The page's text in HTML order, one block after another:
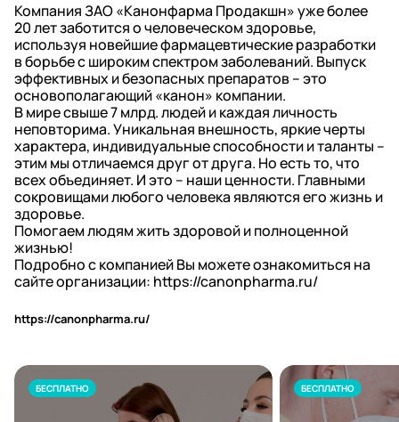
Компания ЗАО «Канонфарма Продакшн» уже более
20 лет заботится о человеческом здоровье,
используя новейшие фармацевтические разработки
в борьбе с широким спектром заболеваний. Выпуск
эффективных и безопасных препаратов – это
основополагающий «канон» компании.
В мире свыше 7 млрд. людей и каждая личность
неповторима. Уникальная внешность, яркие черты
характера, индивидуальные способности и таланты –
этим мы отличаемся друг от друга. Но есть то, что
всех объединяет. И это – наши ценности. Главными
сокровищами любого человека являются его жизнь и
здоровье.
Помогаем людям жить здоровой и полноценной
жизнью!
Подробно с компанией Вы можете ознакомиться на
сайте организации: https://canonpharma.ru/
https://canonpharma.ru/
БЕСПЛАТНО БЕСПЛАТНО